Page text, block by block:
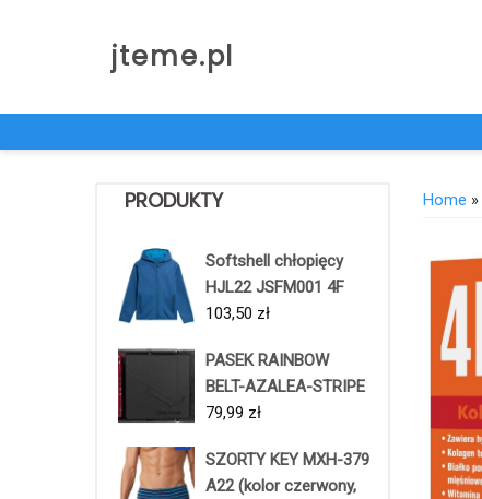
jteme.pl
PRODUKTY
Softshell chłopięcy
HJL22 JSFM001 4F
103,50 zł
PASEK RAINBOW
BELT-AZALEA-STRIPE
79,99 zł
SZORTY KEY MXH-379
A22 (kolor czerwony,
Home »